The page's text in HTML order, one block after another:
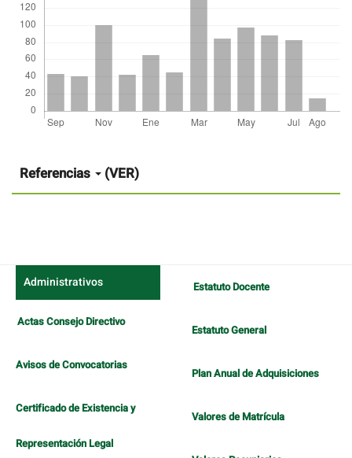
artículo
Referencias (VER)
Administrativos
Actas Consejo Directivo
Avisos de Convocatorias
Certificado de Existencia y
Representación Legal
Estatuto Docente
Estatuto General
Plan Anual de Adquisiciones
Valores de Matrícula